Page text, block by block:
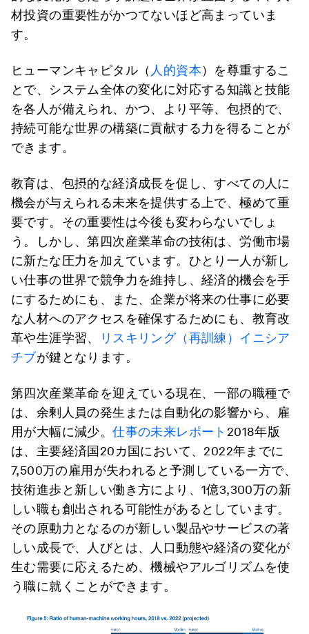
材投資の重要性がかつてないほど高まっていま
す。
ヒューマンキャピタル（ 人的資本）を尊重するこ
とで、システム全体の変化に対応する知識と技能
を各人が備えられ、かつ、より平等、包摂的で、
持続可能な世界の構築に貢献する力を得ることが
できます。
教育は、包摂的な経済成長を促し、すべての人に
機会が与えられる未来を提供する上で、極めて重
要です。その重要性は今後も変わらないでしょ
う。しかし、第四次産業革命の技術は、労働市場
に新たな圧力を加えています。ひとり一人が新し
い仕事の世界で競争力を維持し、経済的機会を手
にするためにも、また、企業が将来の仕事に必要
な人材へのアクセスを確保するためにも、教育改
革や生涯学習、
リスキリング（再訓練）イニシア
チブが鍵となります。
第四次産業革命を迎えている現在、一部の職種で
は、余剰人員の発生または自動化の影響から、雇
用が大幅に減少。仕事の未来レポート 2018年版
は、主要経済国20カ国において、2022年までに
7,500万の雇用が失われると予測している一方で、
技術進歩と新しい働き方により、1億3,300万の新
しい職も創出される可能性があるとしています。
その原動力となるのが新しい製品やサービスの著
しい成長で、人びとは、人口動態や経済の変化が
生む需要に応えるため、機械やアルゴリズムを使
う職に就くことができます。